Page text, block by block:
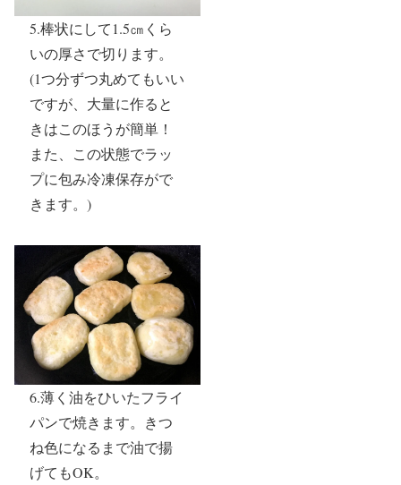
5.棒状にして1.5㎝くら
いの厚さで切ります。
(1つ分ずつ丸めてもいい
ですが、大量に作ると
きはこのほうが簡単！
また、この状態でラッ
プに包み冷凍保存がで
きます。)
6.薄く油をひいたフライ
パンで焼きます。きつ
ね色になるまで油で揚
げてもOK。